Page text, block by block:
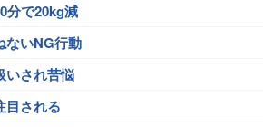
分で20kg減
ないNG行動
いされ苦悩
目される